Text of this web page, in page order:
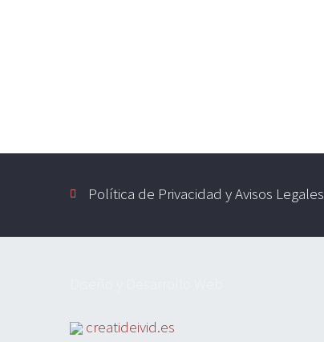
Política de Privacidad y Avisos Legales
creatideivid.es